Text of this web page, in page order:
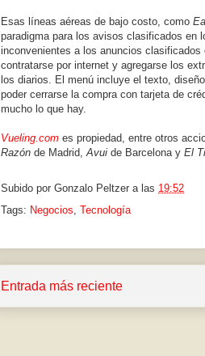
Esas líneas aéreas de bajo costo, como
paradigma para los avisos clasificados en
inconvenientes a los anuncios
contratarse por internet y agregarse los
los diarios. El menú incluye el texto,
poder cerrarse la compra con tarjeta de
mucho lo que hay.
Vueling.com es propiedad, entre otros
Razón de Madrid,Avui de Barcelona y El
Subido por Gonzalo Peltzer a las 19:52
Tags: Negocios, Tecnología
Entrada más reciente